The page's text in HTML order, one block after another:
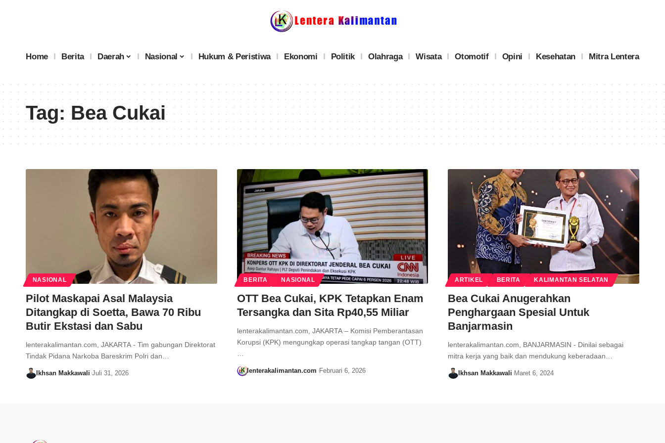
Home Berita Daerah Nasional Hukum & Peristiwa Ekonomi Politik Olahraga Wisata Otomotif Opini Kesehatan Mitra Lentera
Tag:Bea Cukai
NASIONAL
Pilot Maskapai Asal Malaysia
Ditangkap di Soetta, Bawa 70 Ribu
Butir Ekstasi dan Sabu
lenterakalimantan.com, JAKARTA - Tim gabungan Direktorat
Tindak Pidana Narkoba Bareskrim Polri dan…
Ikhsan Makkawali Juli 31, 2026
BERITA NASIONAL
OTT Bea Cukai, KPK Tetapkan Enam
Tersangka dan Sita Rp40,55 Miliar
lenterakalimantan.com, JAKARTA – Komisi Pemberantasan
Korupsi (KPK) mengungkap operasi tangkap tangan (OTT)
…
lenterakalimantan.com Februari 6, 2026
ARTIKEL BERITA KALIMANTAN SELATAN
Bea Cukai Anugerahkan
Penghargaan Spesial Untuk
Banjarmasin
lenterakalimantan.com, BANJARMASIN - Dinilai sebagai
mitra kerja yang baik dan mendukung keberadaan…
Ikhsan Makkawali Maret 6, 2024